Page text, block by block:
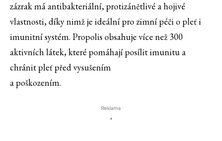
zázrak má antibakteriální, protizánětlivé a hojivé
vlastnosti, díky nimž je ideální pro zimní péči o pleť i
imunitní systém. Propolis obsahuje více než 300
aktivních látek, které pomáhají posílit imunitu a
chránit pleť před vysušením
a poškozením.
Reklama
'